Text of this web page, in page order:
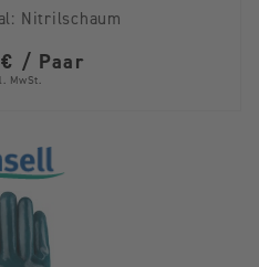
Nitrilschaum
/ Paar
MwSt.